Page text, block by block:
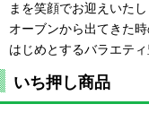
まを笑顔でお迎えいたし
オーブンから出てきた
はじめとするバラエテ
いち押し商品